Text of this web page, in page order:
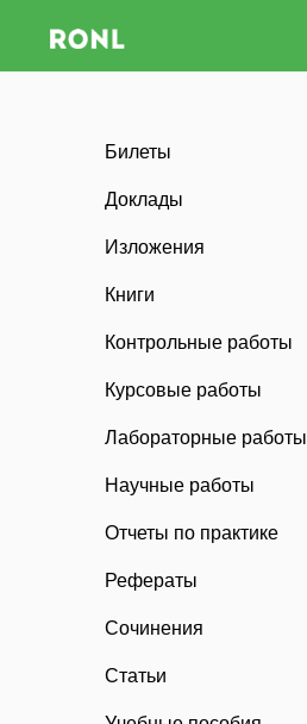
Билеты
Доклады
Изложения
Книги
Контрольные работы
Курсовые работы
Лабораторные работы
Научные работы
Отчеты по практике
Рефераты
Сочинения
Статьи